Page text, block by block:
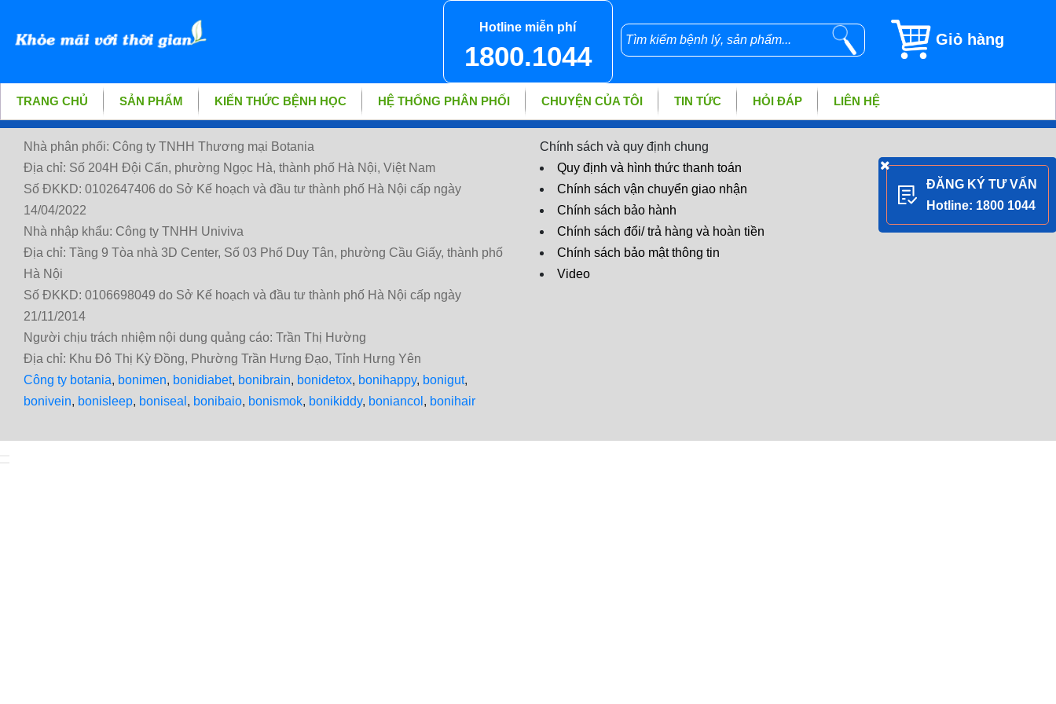
Hotline miễn phí
1800.1044
Giỏ hàng
TRANG CHỦ SẢN PHẨM KIẾN THỨC BỆNH HỌC HỆ THỐNG PHÂN PHỐI CHUYỆN CỦA TÔI TIN TỨC HỎI ĐÁP LIÊN HỆ
Nhà phân phối: Công ty TNHH Thương mại Botania
Địa chỉ: Số 204H Đội Cấn, phường Ngọc Hà, thành phố Hà Nội, Việt Nam
Số ĐKKD: 0102647406 do Sở Kế hoạch và đầu tư thành phố Hà Nội cấp ngày
14/04/2022
Nhà nhập khẩu: Công ty TNHH Univiva
Địa chỉ: Tầng 9 Tòa nhà 3D Center, Số 03 Phố Duy Tân, phường Cầu Giấy, thành phố
Hà Nội
Số ĐKKD: 0106698049 do Sở Kế hoạch và đầu tư thành phố Hà Nội cấp ngày
21/11/2014
Người chịu trách nhiệm nội dung quảng cáo: Trần Thị Hường
Địa chỉ: Khu Đô Thị Kỳ Đồng, Phường Trần Hưng Đạo, Tỉnh Hưng Yên
Công ty botania, bonimen, bonidiabet, bonibrain, bonidetox, bonihappy, bonigut,
bonivein, bonisleep, boniseal , bonibaio, bonismok, bonikiddy, boniancol , bonihair
Chính sách và quy định chung
Quy định và hình thức thanh toán
Chính sách vận chuyển giao nhận
Chính sách bảo hành
Chính sách đổi/ trả hàng và hoàn tiền
Chính sách bảo mật thông tin
Video
ĐĂNG KÝ TƯ VẤN
Hotline: 1800 1044